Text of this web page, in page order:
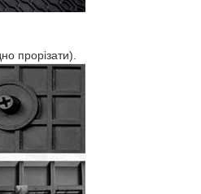
прорізати).